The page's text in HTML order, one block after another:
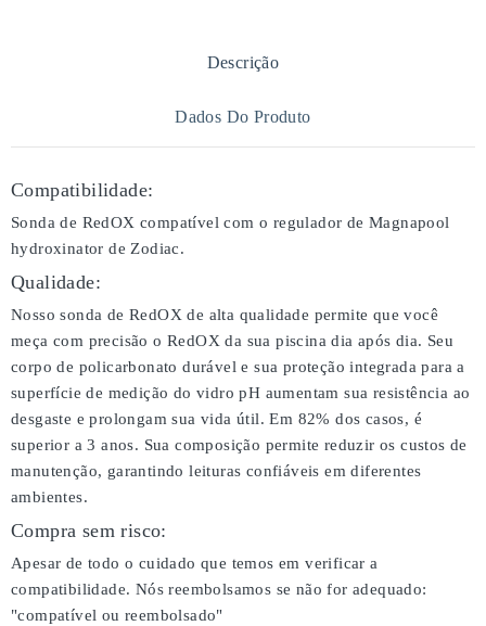
Descrição
Dados Do Produto
Compatibilidade:
Sonda de RedOX compatível com o regulador de Magnapool
hydroxinator de Zodiac.
Qualidade:
Nosso sonda de RedOX de alta qualidade permite que você
meça com precisão o RedOX da sua piscina dia após dia. Seu
corpo de policarbonato durável e sua proteção integrada para a
superfície de medição do vidro pH aumentam sua resistência ao
desgaste e prolongam sua vida útil. Em 82% dos casos, é
superior a 3 anos. Sua composição permite reduzir os custos de
manutenção, garantindo leituras confiáveis em diferentes
ambientes.
Compra sem risco:
Apesar de todo o cuidado que temos em verificar a
compatibilidade. Nós reembolsamos se não for adequado:
"compatível ou reembolsado"